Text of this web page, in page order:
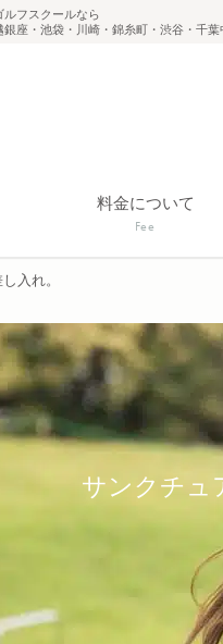
フスクールなら
座・池袋・川崎・錦糸町・渋谷・千
料金について
Fee
入れ。
サンクチュ